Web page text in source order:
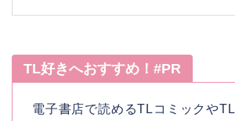
TL好きへおすすめ！#PR
電子書店で読めるTLコミックや